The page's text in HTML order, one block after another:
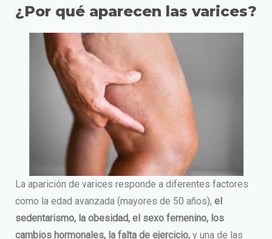
¿Por qué aparecen las varices?
La aparición de varices responde a diferentes factores
como la edad avanzada (mayores de 50 años), el
sedentarismo, la obesidad, el sexo femenino, los
cambios hormonales, la falta de ejercicio,y una de las